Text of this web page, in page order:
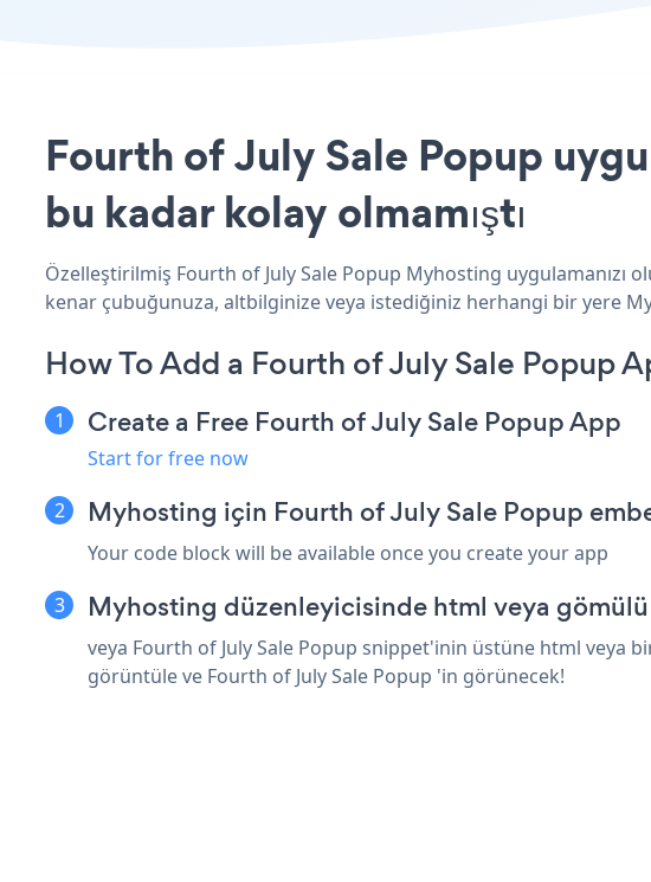
Fourth of July Sale Popup
bu kadar kolay olmamıştı
Özelleştirilmiş Fourth of July Sale Popup Myhosting uygulamanızı
kenar çubuğunuza, altbilginize veya istediğiniz herhangi bir yere
How To Add a Fourth of July Sale Popup
Create a Free Fourth of July Sale Popup App
Start for free now
Myhosting için Fourth of July Sale Popup
Your code block will be available once you create your app
Myhosting düzenleyicisinde html veya
veya Fourth of July Sale Popup snippet'inin üstüne html veya
görüntüle ve Fourth of July Sale Popup 'in görünecek!